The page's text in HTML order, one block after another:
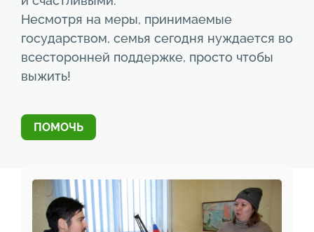
Несмотря на меры, принимаемые
государством, семья сегодня нуждается во
всесторонней поддержке, просто чтобы
выжить!
ПОМОЧЬ